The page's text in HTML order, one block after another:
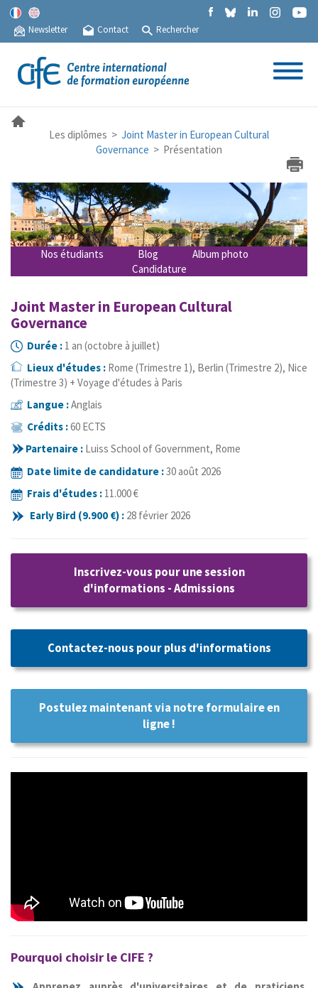
Newsletter Contact Rechercher
Les diplômes > Joint Master in European Cultural
Governance > Présentation
Nos étudiants Blog
Album photo
Candidature
Joint Master in European Cultural
Governance
Durée : 1 an (octobre à juillet)
Lieux d'études : Rome (Trimestre 1), Berlin (Trimestre 2), Nice
(Trimestre 3) + Voyage d'études à Paris
Langue :Anglais
Crédits :60 ECTS
Partenaire : Luiss School of Government, Rome
Date limite de candidature :30 août 2026
Frais d'études : 11.000 €
Early Bird (9.900 €) : 28 février 2026
Inscrivez-vous pour une session
d'informations - Admissions
Contactez-nous pour plus d'informations
Postulez maintenant via notre formulaire en
ligne !
Pourquoi choisir le CIFE ?